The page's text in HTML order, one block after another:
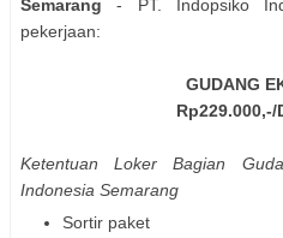
Semarang- PT. Indopsiko
pekerjaan:
GUDANG
Rp229.000,-/
Ketentuan Loker Bagian
Indonesia Semarang
Sortir paket